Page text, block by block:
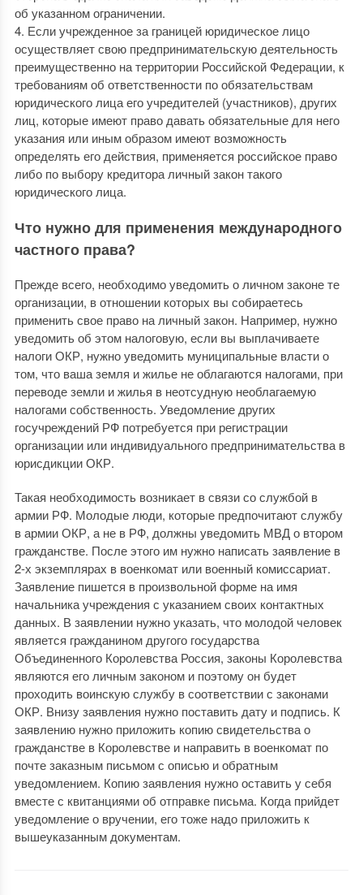
об указанном ограничении.
4. Если учрежденное за границей юридическое лицо
осуществляет свою предпринимательскую деятельность
преимущественно на территории Российской Федерации, к
требованиям об ответственности по обязательствам
юридического лица его учредителей (участников), других
лиц, которые имеют право давать обязательные для него
указания или иным образом имеют возможность
определять его действия, применяется российское право
либо по выбору кредитора личный закон такого
юридического лица.
Что нужно для применения международного
частного права?
Прежде всего, необходимо уведомить о личном законе те
организации, в отношении которых вы собираетесь
применить свое право на личный закон. Например, нужно
уведомить об этом налоговую, если вы выплачиваете
налоги ОКР, нужно уведомить муниципальные власти о
том, что ваша земля и жилье не облагаются налогами, при
переводе земли и жилья в неотсудную необлагаемую
налогами собственность. Уведомление других
госучреждений РФ потребуется при регистрации
организации или индивидуального предпринимательства в
юрисдикции ОКР.
Такая необходимость возникает в связи со службой в
армии РФ. Молодые люди, которые предпочитают службу
в армии ОКР, а не в РФ, должны уведомить МВД о втором
гражданстве. После этого им нужно написать заявление в
2-х экземплярах в военкомат или военный комиссариат.
Заявление пишется в произвольной форме на имя
начальника учреждения с указанием своих контактных
данных. В заявлении нужно указать, что молодой человек
является гражданином другого государства
Объединенного Королевства Россия, законы Королевства
являются его личным законом и поэтому он будет
проходить воинскую службу в соответствии с законами
ОКР. Внизу заявления нужно поставить дату и подпись. К
заявлению нужно приложить копию свидетельства о
гражданстве в Королевстве и направить в военкомат по
почте заказным письмом с описью и обратным
уведомлением. Копию заявления нужно оставить у себя
вместе с квитанциями об отправке письма. Когда прийдет
уведомление о вручении, его тоже надо приложить к
вышеуказанным документам.